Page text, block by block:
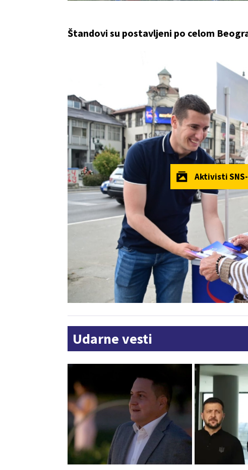
Štandovi su postavljeni po celom
Aktivisti
Udarne vesti